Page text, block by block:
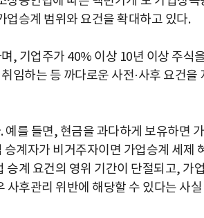
업승계 범위와 요건을 확대하고 있다.
, 기업주가 40% 이상 10년 이상 주식
임하는 등 까다로운 사전·사후 요건을
를 들면, 현금을 과다하게 보유하면 가
계자가 비거주자이면 가업승계 세제
승계 요건의 영위 기간이 단절되고, 가
사후관리 위반에 해당할 수 있다는 사실